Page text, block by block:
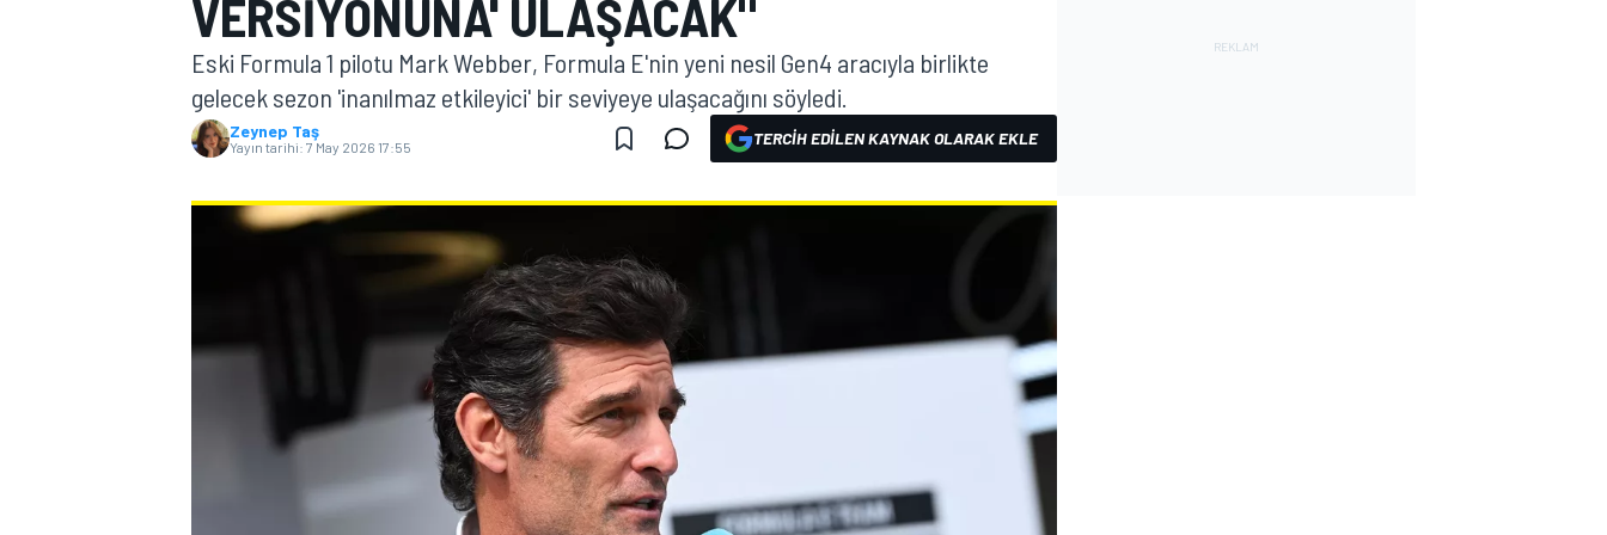
MOTOGP
VERSIYONUNA' ULAŞACAK"
Eski Formula 1 pilotu Mark Webber, Formula E'nin yeni nesil Gen4 aracıyla birlikte
gelecek sezon 'inanılmaz etkileyici' bir seviyeye ulaşacağını söyledi.
Zeynep Taş
Yayın tarihi: 7 May 2026 17:55 TERCIH EDILEN KAYNAK OLARAK EKLE